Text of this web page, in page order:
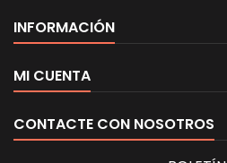
INFORMACIÓN
MI CUENTA
CONTACTE CON NOSOTROS